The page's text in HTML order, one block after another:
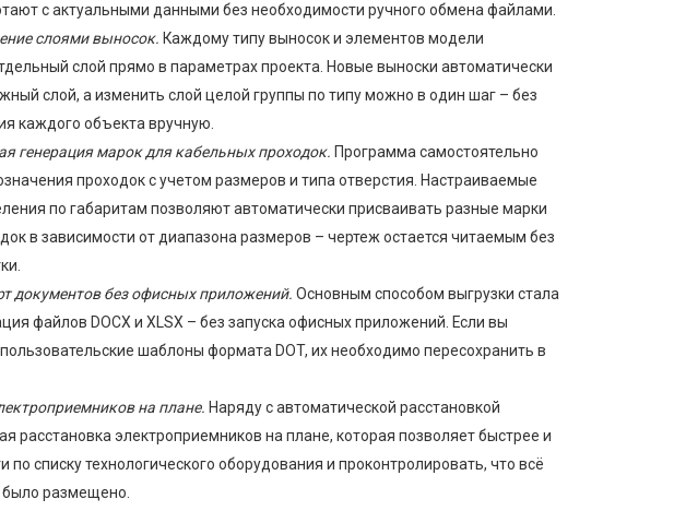
с актуальными данными без необходимости ручного обмена файлами.
слоями выносок. Каждому типу выносок и элементов модели
слой прямо в параметрах проекта. Новые выноски автоматически
слой, а изменить слой целой группы по типу можно в один шаг – без
каждого объекта вручную.
генерация марок для кабельных проходок. Программа самостоятельно
проходок с учетом размеров и типа отверстия. Настраиваемые
по габаритам позволяют автоматически присваивать разные марки
в зависимости от диапазона размеров – чертеж остается читаемым без
документов без офисных приложений. Основным способом выгрузки стала
файлов DOCX и XLSX – без запуска офисных приложений. Если вы
шаблоны формата DOT, их необходимо пересохранить в
на плане. Наряду с автоматической расстановкой
расстановка электроприемников на плане, которая позволяет быстрее и
по списку технологического оборудования и проконтролировать, что всё
размещено.